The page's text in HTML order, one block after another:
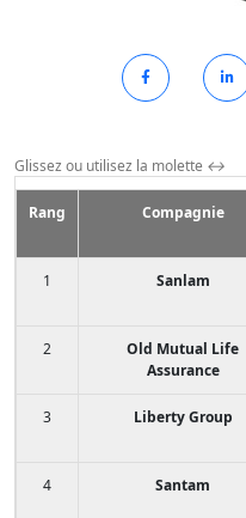
Glissez ou utilisez la molette ↔
Rang Compagnie
1 Sanlam
2
Old Mutual Life
Assurance
3 Liberty Group
4 Santam